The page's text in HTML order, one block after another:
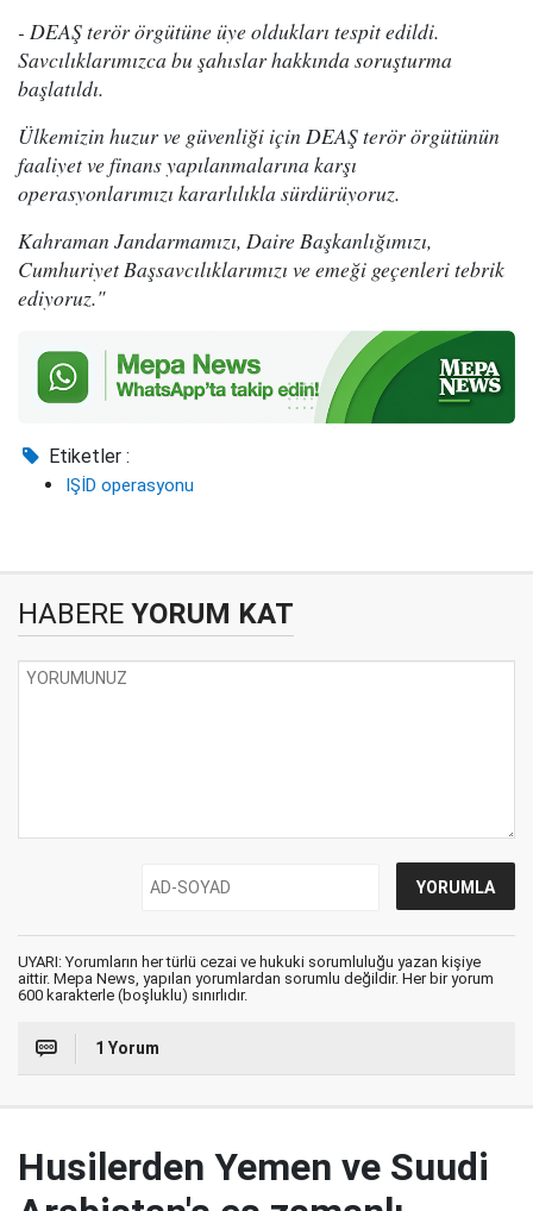
- DEAŞ terör örgütüne üye oldukları tespit edildi.
Savcılıklarımızca bu şahıslar hakkında soruşturma
başlatıldı.
Ülkemizin huzur ve güvenliği için DEAŞ terör örgütünün
faaliyet ve finans yapılanmalarına karşı
operasyonlarımızı kararlılıkla sürdürüyoruz.
Kahraman Jandarmamızı, Daire Başkanlığımızı,
Cumhuriyet Başsavcılıklarımızı ve emeği geçenleri tebrik
ediyoruz."
Etiketler :
IŞİD operasyonu
HABERE YORUM KAT
UYARI: Yorumların her türlü cezai ve hukuki sorumluluğu yazan kişiye
aittir. Mepa News, yapılan yorumlardan sorumlu değildir. Her bir yorum
600 karakterle (boşluklu) sınırlıdır.
1 Yorum
Husilerden Yemen ve Suudi